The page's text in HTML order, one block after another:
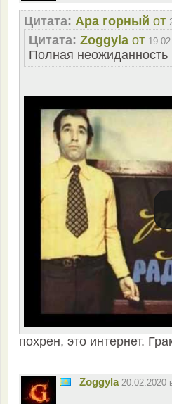
Цитата: Ара горный от
Цитата: Zoggyla от
Полная неожиданность
похрен, это интернет.
Zoggyla 20.02.2020